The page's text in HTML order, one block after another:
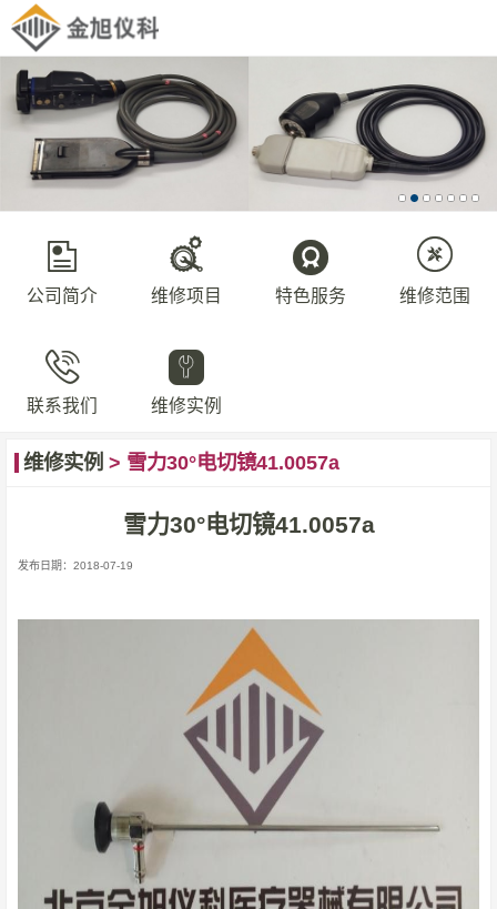
公司简介 维修项目 特色服务 维修范围
联系我们 维修实例
维修实例 > 雪力30°电切镜41.0057a
雪力30°电切镜41.0057a
发布日期：2018-07-19